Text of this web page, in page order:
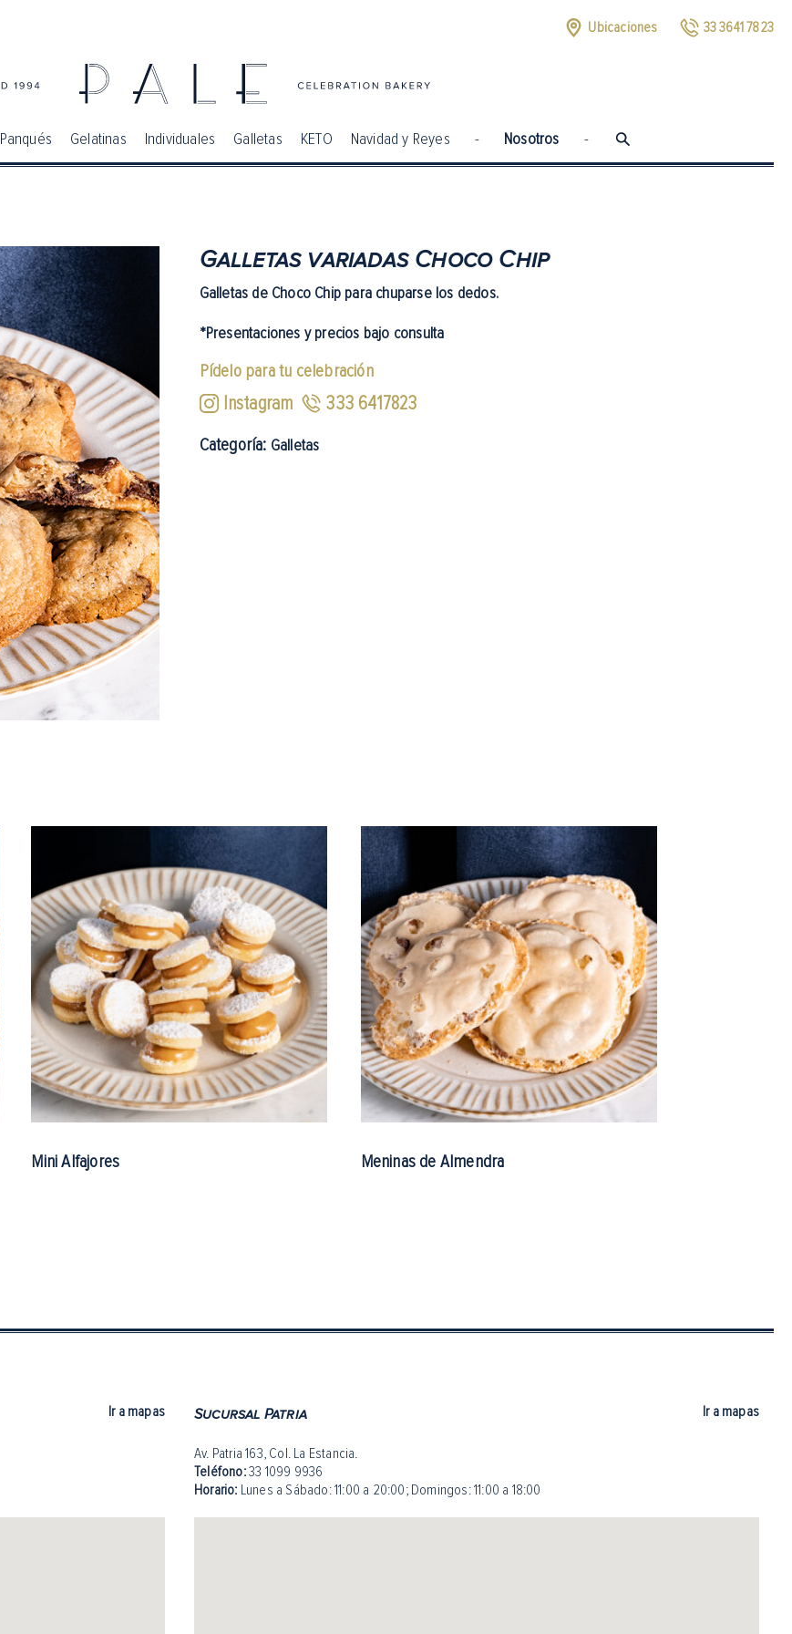
33 3641 7823
Ubicaciones
Panqués Gelatinas Individuales Galletas KETO Navidad y Reyes - Nosotros -
Galletas variadas Choco Chip
Galletas de Choco Chip para chuparse los dedos.
*Presentaciones y precios bajo consulta
Pídelo para tu celebración
Instagram 333 6417823
Categoría: Galletas
Mini Alfajores Meninas de Almendra
Ir a mapas Sucursal Patria
Av. Patria 163, Col. La Estancia.
Teléfono:33 1099 9936
Horario: Lunes a Sábado: 11:00 a 20:00; Domingos: 11:00 a 18:00
Ir a mapas